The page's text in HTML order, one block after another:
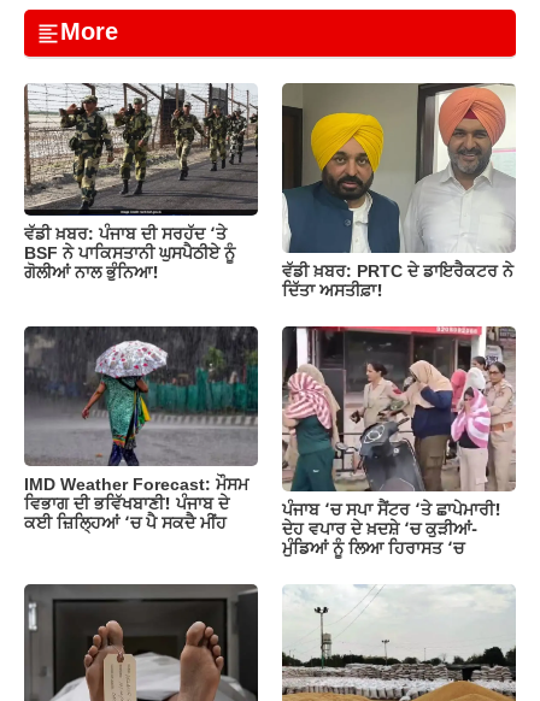
c
e
b
o
o
k
at
s
A
p
p
aile
gr
a
m
p
y
Li
n
k
ar
e
More
ਵੱਡੀ ਖ਼ਬਰ: ਪੰਜਾਬ ਦੀ ਸਰਹੱਦ ‘ਤੇ
BSF ਨੇ ਪਾਕਿਸਤਾਨੀ ਘੁਸਪੈਠੀਏ ਨੂੰ
ਗੋਲੀਆਂ ਨਾਲ ਭੁੰਨਿਆ!
ਵੱਡੀ ਖ਼ਬਰ: PRTC ਦੇ ਡਾਇਰੈਕਟਰ ਨੇ
ਦਿੱਤਾ ਅਸਤੀਫ਼ਾ!
IMD Weather Forecast: ਮੌਸਮ
ਵਿਭਾਗ ਦੀ ਭਵਿੱਖਬਾਣੀ! ਪੰਜਾਬ ਦੇ
ਕਈ ਜ਼ਿਲ੍ਹਿਆਂ ‘ਚ ਪੈ ਸਕਦੈ ਮੀਂਹ
ਪੰਜਾਬ ‘ਚ ਸਪਾ ਸੈਂਟਰ ‘ਤੇ ਛਾਪੇਮਾਰੀ!
ਦੇਹ ਵਪਾਰ ਦੇ ਖ਼ਦਸ਼ੇ ‘ਚ ਕੁੜੀਆਂ-
ਮੁੰਡਿਆਂ ਨੂੰ ਲਿਆ ਹਿਰਾਸਤ ‘ਚ